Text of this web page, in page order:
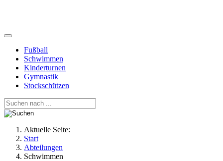
Fußball
Schwimmen
Kinderturnen
Gymnastik
Stockschützen
Aktuelle Seite:
Start
Abteilungen
Schwimmen